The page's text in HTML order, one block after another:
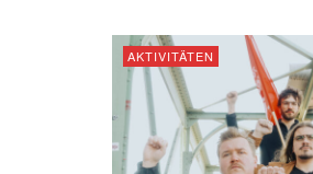
AKTIVITÄTEN